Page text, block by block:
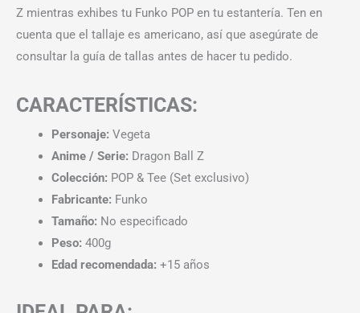
Z mientras exhibes tu Funko POP en tu estantería. Ten en
cuenta que el tallaje es americano, así que asegúrate de
consultar la guía de tallas antes de hacer tu pedido.
CARACTERÍSTICAS:
Personaje: Vegeta
Anime / Serie: Dragon Ball Z
Colección: POP & Tee (Set exclusivo)
Fabricante: Funko
Tamaño: No especificado
Peso: 400g
Edad recomendada: +15 años